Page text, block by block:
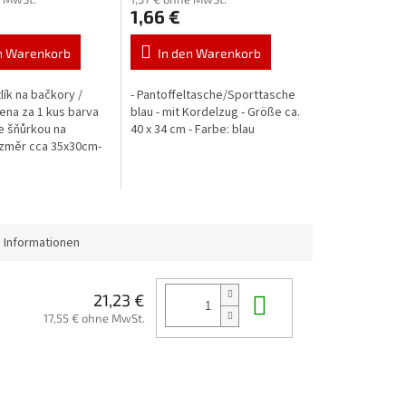
Warenkorb
na bačkory /
za 1 kus barva
šňůrkou na
cca 35x30cm-
1,66 €
In den Warenkorb
- Pantoffeltasche/Sporttasche
blau - mit Kordelzug - Größe ca.
40 x 34 cm - Farbe: blau
21,23 €
17,55 € ohne MwSt.